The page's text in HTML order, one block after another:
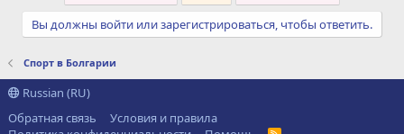
Вы должны войти или зарегистрироваться, чтобы ответить.
Спорт в Болгарии
Russian (RU)
Обратная связь
Условия и правила